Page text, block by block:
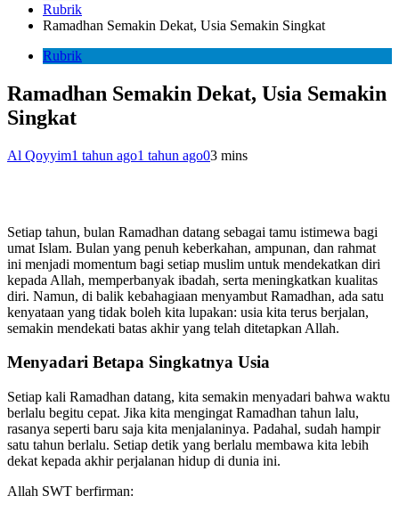
Rubrik
Ramadhan Semakin Dekat, Usia Semakin Singkat
Rubrik
Ramadhan Semakin Dekat, Usia Semakin
Singkat
Al Qoyyim1 tahun ago1 tahun ago03 mins
Setiap tahun, bulan Ramadhan datang sebagai tamu istimewa bagi
umat Islam. Bulan yang penuh keberkahan, ampunan, dan rahmat
ini menjadi momentum bagi setiap muslim untuk mendekatkan diri
kepada Allah, memperbanyak ibadah, serta meningkatkan kualitas
diri. Namun, di balik kebahagiaan menyambut Ramadhan, ada satu
kenyataan yang tidak boleh kita lupakan: usia kita terus berjalan,
semakin mendekati batas akhir yang telah ditetapkan Allah.
Menyadari Betapa Singkatnya Usia
Setiap kali Ramadhan datang, kita semakin menyadari bahwa waktu
berlalu begitu cepat. Jika kita mengingat Ramadhan tahun lalu,
rasanya seperti baru saja kita menjalaninya. Padahal, sudah hampir
satu tahun berlalu. Setiap detik yang berlalu membawa kita lebih
dekat kepada akhir perjalanan hidup di dunia ini.
Allah SWT berfirman: